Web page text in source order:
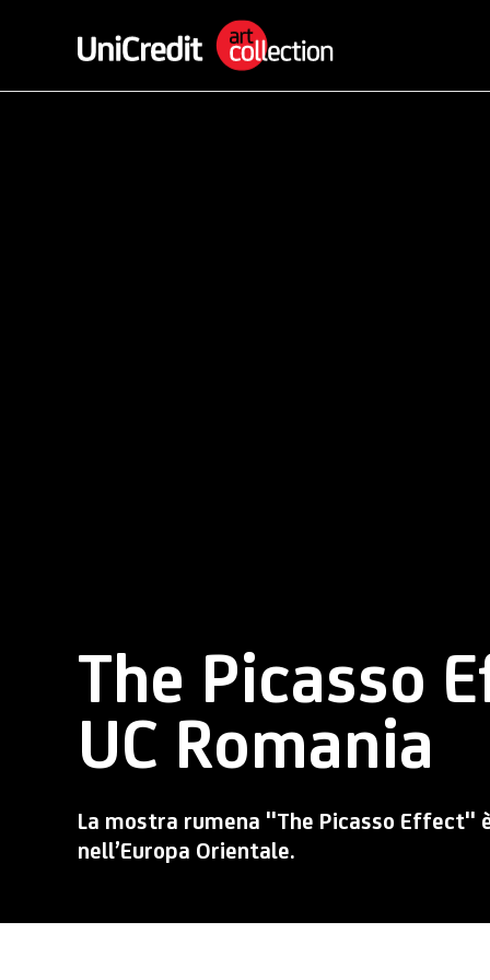
The Picasso
UC Romania
La mostra rumena "The Picasso Effect"
nell’Europa Orientale.